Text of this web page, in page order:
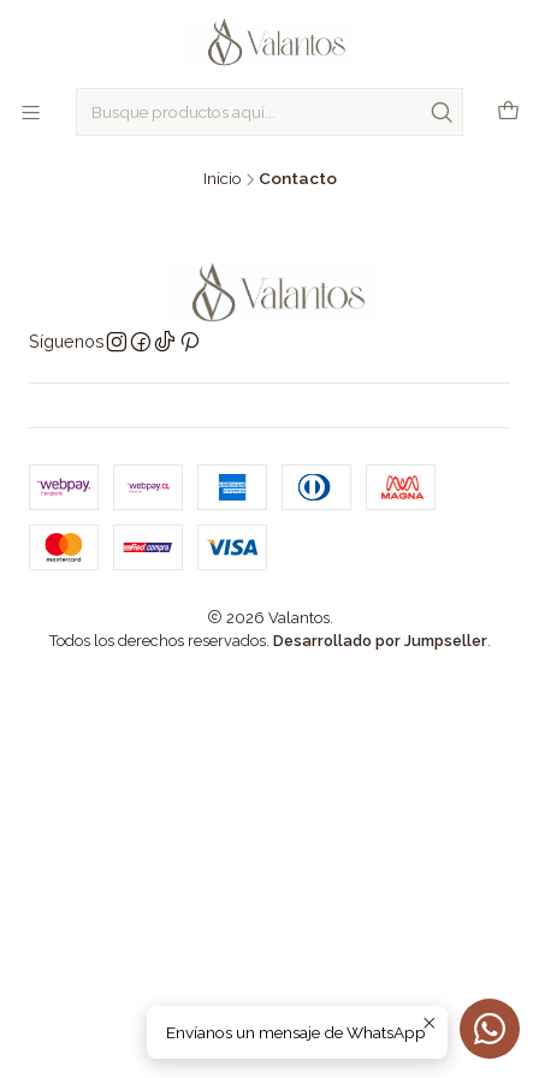
Inicio Contacto
Síguenos
2026 Valantos.
Todos los derechos reservados. Desarrollado por Jumpseller.
Envíanos un mensaje de WhatsApp